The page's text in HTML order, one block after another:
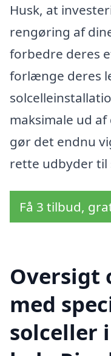
Husk, at
rengøring af
forbedre deres
forlænge deres
maksimale ud
gør det endnu
rette udbyder til
Få 3 tilbud,
Oversigt
med
solceller